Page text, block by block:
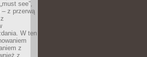
see”,
– z przerwą
W ten
z
z